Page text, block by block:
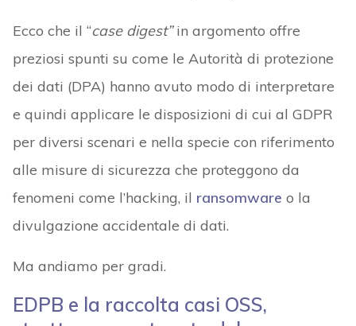
Ecco che il “case digest”in argomento offre
preziosi spunti su come le Autorità di protezione
dei dati (DPA) hanno avuto modo di interpretare
e quindi applicare le disposizioni di cui al GDPR
per diversi scenari e nella specie con riferimento
alle misure di sicurezza che proteggono da
fenomeni come l’hacking, il ransomware o la
divulgazione accidentale di dati.
Ma andiamo per gradi.
EDPB e la raccolta casi OSS,